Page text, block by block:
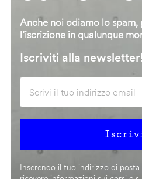
Anche noi odiamo lo
l’iscrizione in qualunque
Iscriviti alla newsletter!
Inserendo il tuo indirizzo di